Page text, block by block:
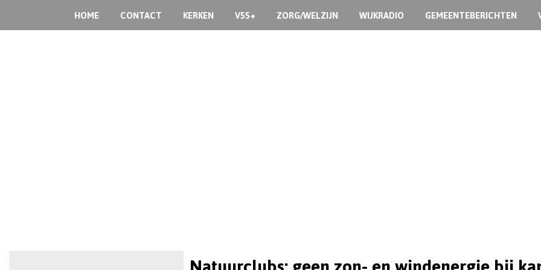
HOME CONTACT KERKEN V55+ ZORG/WELZIJN WIJKRADIO GEMEENTEBERICHTEN